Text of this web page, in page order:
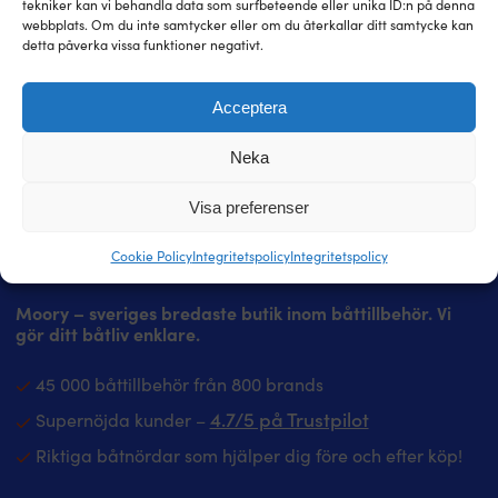
tekniker kan vi behandla data som surfbeteende eller unika ID:n på denna
webbplats. Om du inte samtycker eller om du återkallar ditt samtycke kan
detta påverka vissa funktioner negativt.
Acceptera
Neka
Visa preferenser
Cookie PolicyIntegritetspolicyIntegritetspolicy
Moory – sveriges bredaste butik inom båttillbehör. Vi
gör ditt båtliv enklare.
45 000 båttillbehör från 800 brands
Supernöjda kunder – 4.7/5 på Trustpilot
Riktiga båtnördar som hjälper dig före och efter köp!